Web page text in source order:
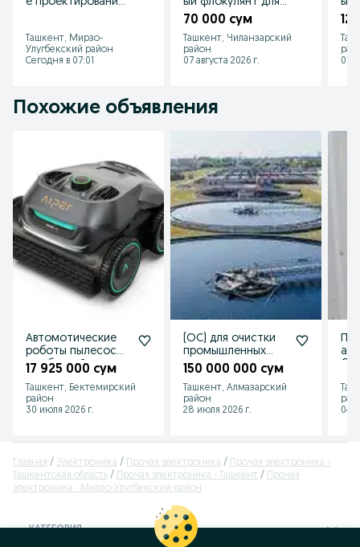
Ташкент, Мирзо-
Улугбекский район
Сегодня в 07:01
устранения
мутности в
бассейнах
70 000 сум
Ташкент, Чиланзарский
район
07 августа 2026 г.
07
Похожие объявления
Автомотические
роботы пылесосы
для бассейнов
17 925 000 сум
Ташкент, Бектемирский
район
30 июля 2026 г.
(ОС) для очистки
промышленных
сточных вод
цехов(МБР,КОС,ЛОС
150 000 000 сум
Ташкент, Алмазарский
район
28 июля 2026 г.
04
Главная Электроника Прочая электроника
Прочая электроника -
Ташкентская область
Прочая электроника - Ташкент
Прочая
электроника - Мирзо-Улугбекский район
КАТЕГОРИЯ